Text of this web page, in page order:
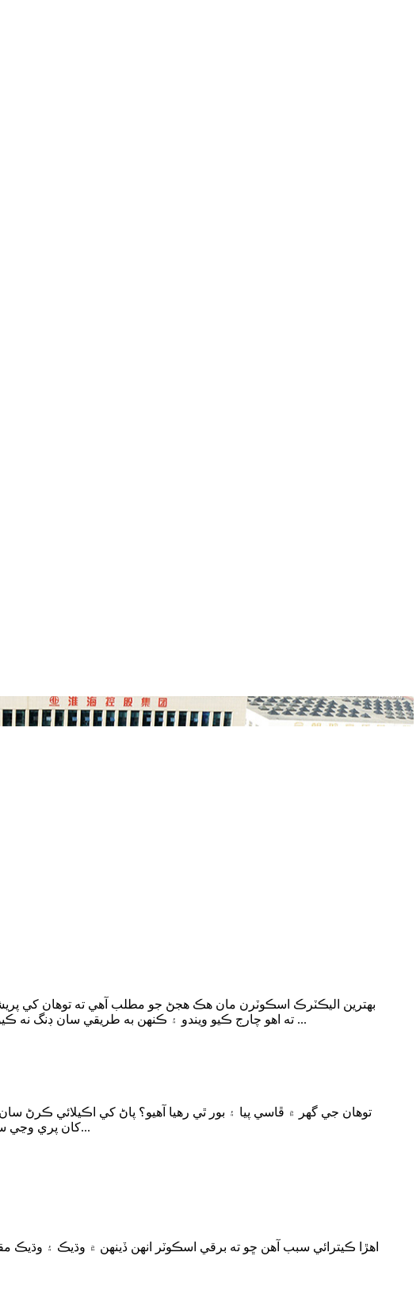
بهترين اليڪٽرڪ اسڪوٽرن مان هڪ هجڻ جو مطلب آهي ته توهان کي
ته اهو چارج ڪيو ويندو ۽ ڪنهن به طريقي سان ڊنگ نه ڪيو ويندو. وڌيڪ ڇا آهي، اتي تمام گهڻو مختلف قسم آهي جڏهن توهان پنهنجي چونڊيل خريد ڪرڻ جو فيصلو ڪيو آهي ...
توهان جي گهر ۾ ڦاسي پيا ۽ بور ٿي رهيا آهيو؟ پاڻ کي اڪيلائي ڪرڻ
کان پري وڃي سگهو ٿا؟ هي وبائي مرض ڪنهن به وقت جلد ختم نه ٿيندو ان ڪري جيڪڏهن توهان گهرن ۾ رهو ٿا ته امڪان آهي ته...
اهڙا ڪيترائي سبب آهن ڇو ته برقي اسڪوٽر انهن ڏينهن ۾ وڌيڪ ۽ وڌيڪ